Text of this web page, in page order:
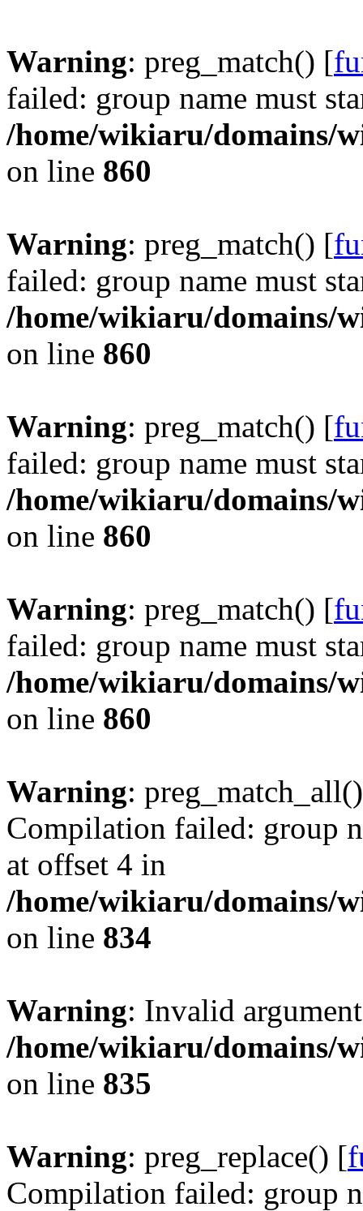
Warning: preg_match() [
failed: group name must
/home/wikiaru/domains/
on line 860
Warning: preg_match() [
failed: group name must
/home/wikiaru/domains/
on line 860
Warning: preg_match() [
failed: group name must
/home/wikiaru/domains/
on line 860
Warning: preg_match() [
failed: group name must
/home/wikiaru/domains/
on line 860
Warning:
Compilation failed: group
at offset 4 in
/home/wikiaru/domains/
on line 834
Warning: Invalid
/home/wikiaru/domains/
on line 835
Warning: preg_replace() [
Compilation failed: group